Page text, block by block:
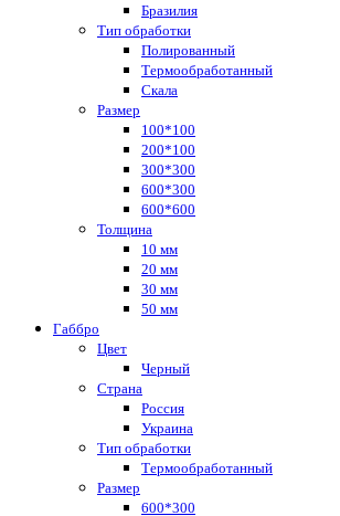
Бразилия
Тип обработки
Полированный
Термообработанный
Скала
Размер
100*100
200*100
300*300
600*300
600*600
Толщина
10 мм
20 мм
30 мм
50 мм
Габбро
Цвет
Черный
Страна
Россия
Украина
Тип обработки
Термообработанный
Размер
600*300